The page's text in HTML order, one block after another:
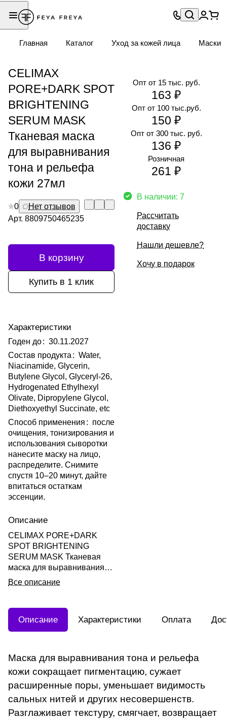
Главная Каталог Уход за кожей лица Маски
CELIMAX
PORE+DARK SPOT
BRIGHTENING
SERUM MASK
Тканевая маска
для выравнивания
тона и рельефа
кожи 27мл
0
Нет отзывов
Арт. 8809750465235
В корзину
Купить в 1 клик
Характеристики
Годен до: 30.11.2027
Состав продукта : Water,
Niacinamide, Glycerin,
Butylene Glycol, Glyceryl-26,
Hydrogenated Ethylhexyl
Olivate, Dipropylene Glycol,
Diethoxyethyl Succinate, etc
Способ применения : после
очищения, тонизирования и
использования сыворотки
нанесите маску на лицо,
распределите. Снимите
спустя 10–20 минут, дайте
впитаться остаткам
эссенции.
Описание
CELIMAX PORE+DARK
SPOT BRIGHTENING
SERUM MASK Тканевая
маска для выравнивания
тона и рельефа кожи 27мл
Все описание
Опт от 300 тыс. руб.
136 ₽
Опт от 15 тыс. руб.
163 ₽
Опт от 100 тыс.руб.
150 ₽
Розничная
261 ₽
В наличии: 7
Рассчитать
доставку
Нашли дешевле?
Хочу в подарок
Описание Характеристики Оплата
Маска для выравнивания тона и рельефа
кожи сокращает пигментацию, сужает
расширенные поры, уменьшает видимость
сальных нитей и других несовершенств.
Разглаживает текстуру, смягчает, возвращает